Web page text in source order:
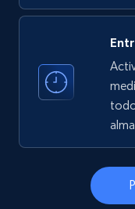
business
22.4K+
Instagram -
information by
Account, Fbid,
business